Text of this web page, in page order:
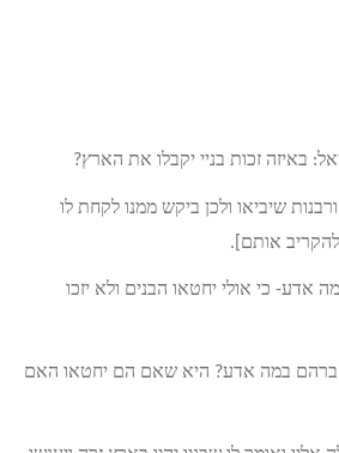
באיזה זכות בניי יקבלו את הארץ?
שיביאו ולכן ביקש ממנו לקחת לו
להקריב אותם].
אדע- כי אולי יחטאו הבנים ולא יזכו
במה אדע? היא שאם הם יחטאו האם